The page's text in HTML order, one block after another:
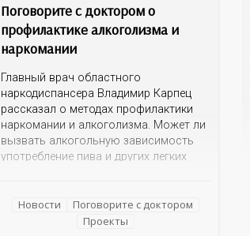
Поговорите с доктором о
профилактике алкоголизма и
наркомании
Главный врач областного
наркодиспансера Владимир Карпец
рассказал о методах профилактики
наркомании и алкоголизма. Может ли
вызвать алкогольную зависимость
употребление пива и других легких
родственникам распознать, что их
подросток или уже взрослый сын или
Новости
Поговорите с доктором
Проекты